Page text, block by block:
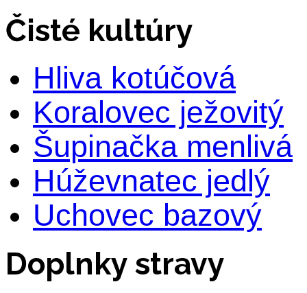
Čisté kultúry
Hliva kotúčová
Koralovec ježovitý
Šupinačka menlivá
Húževnatec jedlý
Uchovec bazový
Doplnky stravy